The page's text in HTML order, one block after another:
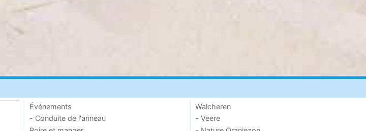
Événements
- Conduite de l'anneau
Walcheren
- Veere